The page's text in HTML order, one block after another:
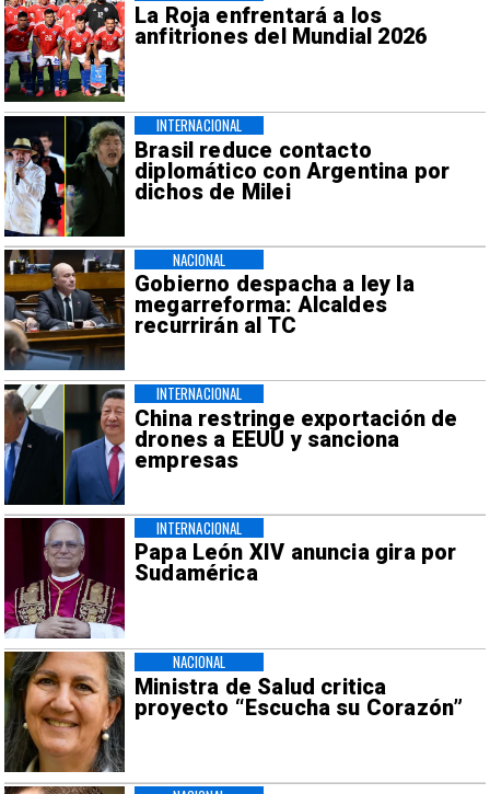
La Roja enfrentará a los
anfitriones del Mundial 2026
Brasil reduce contacto
diplomático con Argentina por
dichos de Milei
INTERNACIONAL
Gobierno despacha a ley la
megarreforma: Alcaldes
recurrirán al TC
NACIONAL
China restringe exportación de
drones a EEUU y sanciona
empresas
INTERNACIONAL
Papa León XIV anuncia gira por
Sudamérica
INTERNACIONAL
Ministra de Salud critica
proyecto “Escucha su Corazón”
NACIONAL